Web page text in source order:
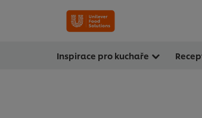
Inspirace pro kuchaře